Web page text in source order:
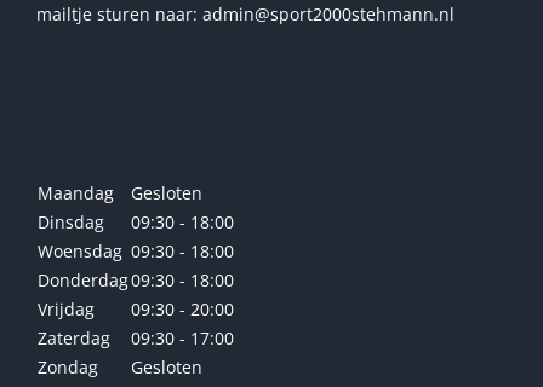
mailtje sturen naar: admin@sport2000stehmann.nl
Maandag
Gesloten
Dinsdag
09:30 - 18:00
Woensdag 09:30 - 18:00
Donderdag09:30 - 18:00
Vrijdag
09:30 - 20:00
Zaterdag
09:30 - 17:00
Zondag
Gesloten